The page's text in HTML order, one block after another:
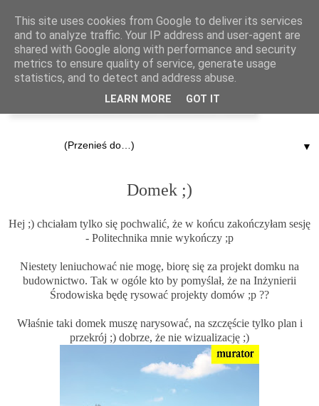
▼
Domek ;)
Hej ;) chciałam tylko się pochwalić, że w końcu zakończyłam sesję
- Politechnika mnie wykończy ;p
Niestety leniuchować nie mogę, biorę się za projekt domku na
budownictwo. Tak w ogóle kto by pomyślał, że na Inżynierii
Środowiska będę rysować projekty domów ;p ??
Właśnie taki domek muszę narysować, na szczęście tylko plan i
przekrój ;) dobrze, że nie wizualizację ;)
This site uses cookies from Google to deliver its services
and to analyze traffic. Your IP address and user-agent are
shared with Google along with performance and security
metrics to ensure quality of service, generate usage
statistics, and to detect and address abuse.
LEARN MORE GOT IT